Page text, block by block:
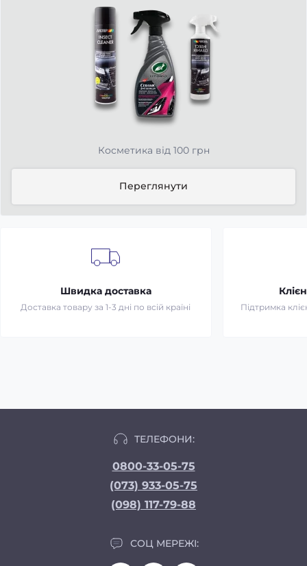
Косметика від 100 грн
Переглянути
Швидка доставка
Доставка товару за 1-3 дні по всій країні Підтримка
ТЕЛЕФОНИ:
0800-33-05-75
(073) 933-05-75
(098) 117-79-88
СОЦ МЕРЕЖІ: